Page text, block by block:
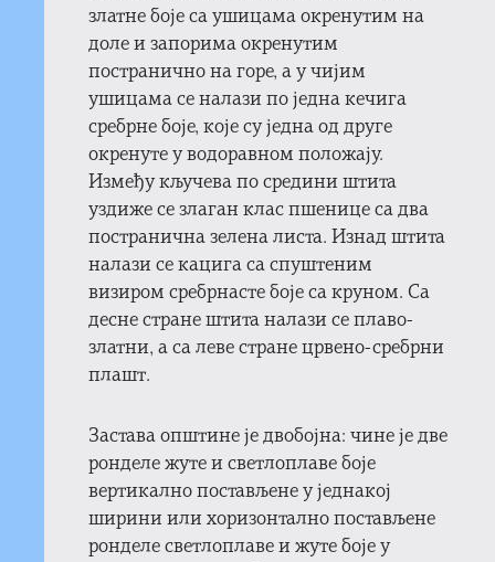
златне боје са ушицама окренутим на
доле и запорима окренутим
постранично на горе, а у чијим
ушицама се налази по једна кечига
сребрне боје, које су једна од друге
окренуте у водоравном положају.
Између кључева по средини штита
уздиже се злаган клас пшенице са два
постранична зелена листа. Изнад штита
налази се кацига са спуштеним
визиром сребрнасте боје са круном. Са
десне стране штита налази се плаво-
златни, а са леве стране црвено-сребрни
плашт.
Застава општине је двобојна: чине је две
ронделе жуте и светлоплаве боје
вертикално постављене у једнакој
ширини или хоризонтално постављене
ронделе светлоплаве и жуте боје у